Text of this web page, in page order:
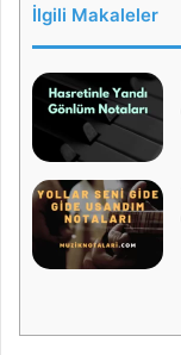
İlgili Makaleler